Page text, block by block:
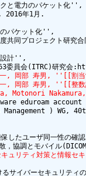
と電力のパケット化'',
のパケット化'',
設計'',
, 岡部 寿男, ''[[割
, 岡部 寿男, ''[[整
Motonori Nakamura,
eduroam
) WG,
保したユーザ同一
ュリティ対策と情報セ